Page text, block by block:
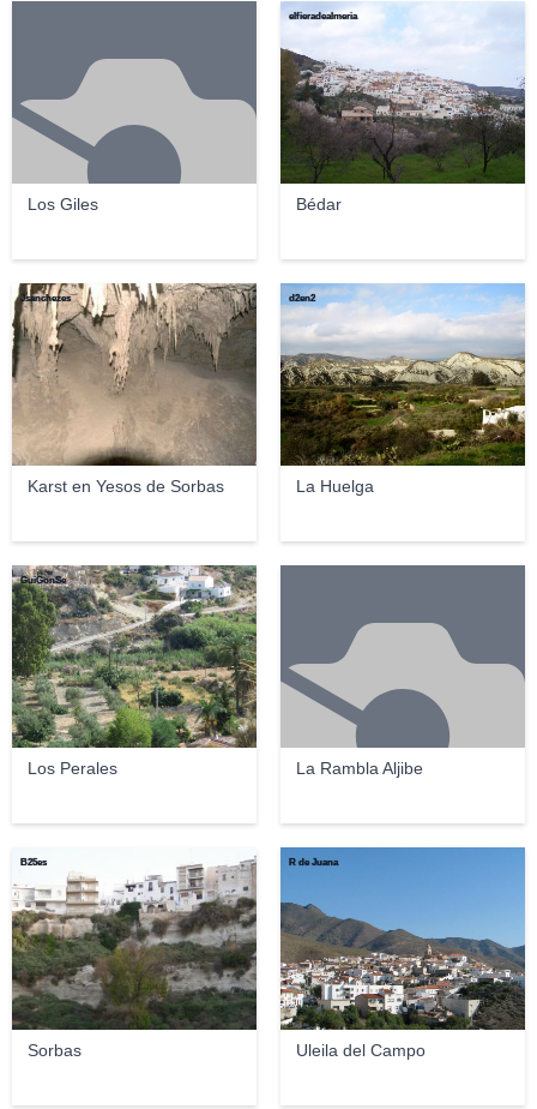
Los Giles Bédar
elfieradealmeria
Karst en Yesos de Sorbas
Jsanchezes
La Huelga
d2en2
Los Perales
GuiGonSe
La Rambla Aljibe
Sorbas
B25es
Uleila del Campo
R de Juana